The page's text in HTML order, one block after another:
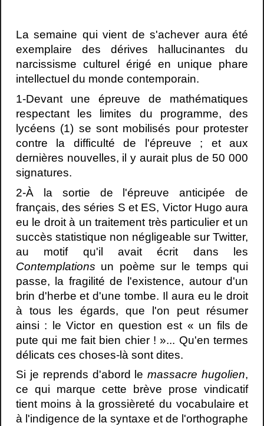
La semaine qui vient de s'achever aura été
exemplaire des dérives hallucinantes du
narcissisme culturel érigé en unique phare
intellectuel du monde contemporain.
1-Devant une épreuve de mathématiques
respectant les limites du programme, des
lycéens (1) se sont mobilisés pour protester
contre la difficulté de l'épreuve ; et aux
dernières nouvelles, il y aurait plus de 50 000
signatures.
2-À la sortie de l'épreuve anticipée de
français, des séries S et ES, Victor Hugo aura
eu le droit à un traitement très particulier et un
succès statistique non négligeable sur Twitter,
au motif qu'il avait écrit dans les
Contemplations un poème sur le temps qui
passe, la fragilité de l'existence, autour d'un
brin d'herbe et d'une tombe. Il aura eu le droit
à tous les égards, que l'on peut résumer
ainsi : le Victor en question est « un fils de
pute qui me fait bien chier ! »... Qu'en termes
délicats ces choses-là sont dites.
Si je reprends d'abord lemassacre hugolien,
ce qui marque cette brève prose vindicatif
tient moins à la grossièreté du vocabulaire et
à l'indigence de la syntaxe et de l'orthographe